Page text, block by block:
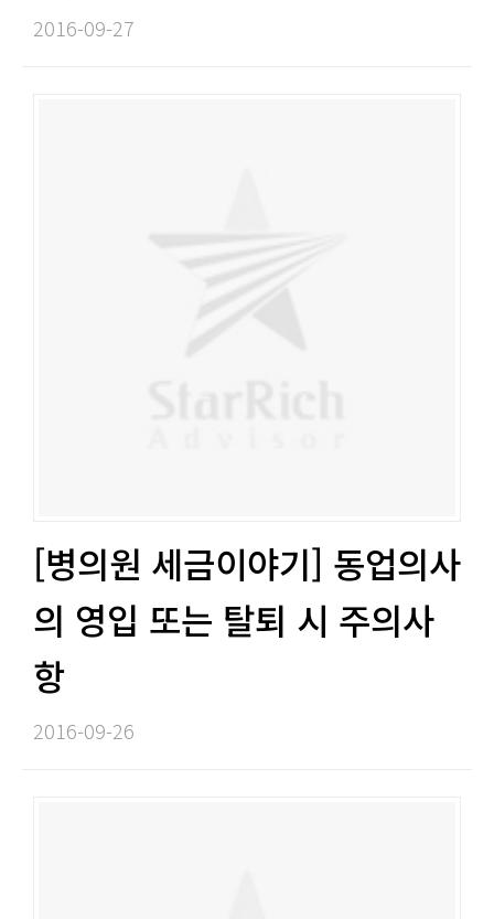
2016-09-27​
[병의원 세금이야기] 동업의사
의 영입 또는 탈퇴 시 주의사
항​​
2016-09-26​